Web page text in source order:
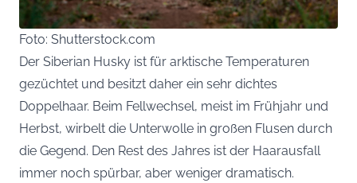
Foto: Shutterstock.com
Der Siberian Husky ist für arktische Temperaturen
gezüchtet und besitzt daher ein sehr dichtes
Doppelhaar. Beim Fellwechsel, meist im Frühjahr und
Herbst, wirbelt die Unterwolle in großen Flusen durch
die Gegend. Den Rest des Jahres ist der Haarausfall
immer noch spürbar, aber weniger dramatisch.